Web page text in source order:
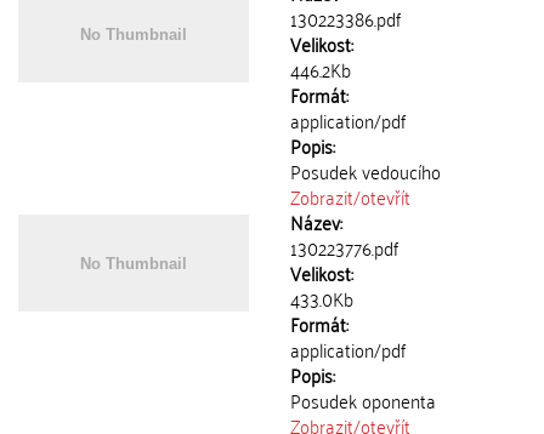
130223386.pdf
Velikost:
446.2Kb
Formát:
application/pdf
Popis:
Posudek vedoucího
Zobrazit/otevřít
Název:
130223776.pdf
Velikost:
433.0Kb
Formát:
application/pdf
Popis:
Posudek oponenta
Zobrazit/otevřít